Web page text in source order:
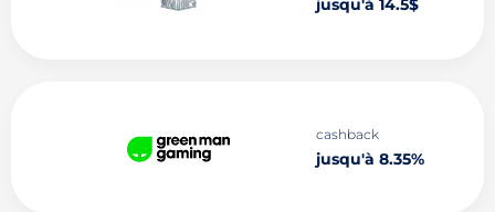
jusqu'à 14.5$
cashback
jusqu'à 8.35%